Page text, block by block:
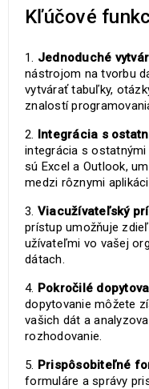
Kľúčové
Jednoduché
nástrojom na tvorbu
vytvárať tabuľky,
znalostí
Integrácia s
integrácia s
sú Excel a Outlook,
medzi rôznymi
Viacužívateľský
prístup umožňuje
užívateľmi vo vašej
dátach.
Pokročilé
dopytovanie môžete
vašich dát a
rozhodovanie.
Prispôsobiteľné
formuláre a správy